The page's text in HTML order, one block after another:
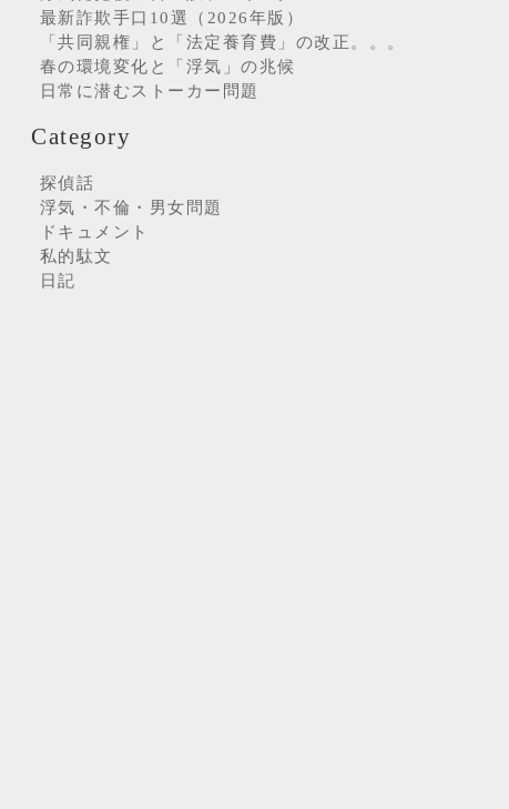
最新詐欺手口10選（2026年版）
「共同親権」と「法定養育費」の改正。。。
春の環境変化と「浮気」の兆候
日常に潜むストーカー問題
Category
探偵話
浮気・不倫・男女問題
ドキュメント
私的駄文
日記